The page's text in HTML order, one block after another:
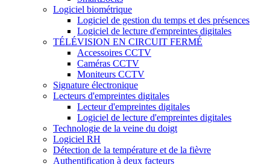
Logiciel biométrique
Logiciel de gestion du temps et des présences
Logiciel de lecture d'empreintes digitales
TÉLÉVISION EN CIRCUIT FERMÉ
Accessoires CCTV
Caméras CCTV
Moniteurs CCTV
Signature électronique
Lecteurs d'empreintes digitales
Lecteur d'empreintes digitales
Logiciel de lecture d'empreintes digitales
Technologie de la veine du doigt
Logiciel RH
Détection de la température et de la fièvre
Authentification à deux facteurs